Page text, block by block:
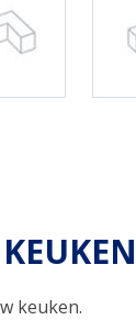
keuken.